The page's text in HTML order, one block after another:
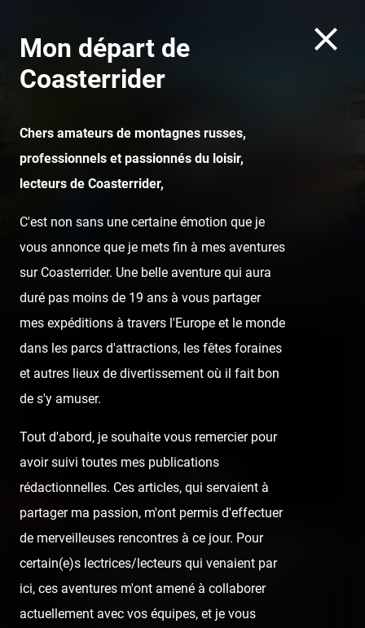
Kumba - Busch Gardens Tampa
Home Posts Videos Spatiale Expérience onride (lights
on) - Nigloland
Spatiale Expérience onride
(lights on) - Nigloland
Nigloshow Expérience
Mon départ de
Coasterrider
Chers amateurs de montagnes russes,
professionnels et passionnés du loisir,
lecteurs de Coasterrider,
C'est non sans une certaine émotion que je
vous annonce que je mets fin à mes aventures
sur Coasterrider. Une belle aventure qui aura
duré pas moins de 19 ans à vous partager
mes expéditions à travers l'Europe et le monde
dans les parcs d'attractions, les fêtes foraines
et autres lieux de divertissement où il fait bon
de s'y amuser.
Tout d'abord, je souhaite vous remercier pour
avoir suivi toutes mes publications
rédactionnelles. Ces articles, qui servaient à
partager ma passion, m'ont permis d'effectuer
de merveilleuses rencontres à ce jour. Pour
certain(e)s lectrices/lecteurs qui venaient par
ici, ces aventures m'ont amené à collaborer
actuellement avec vos équipes, et je vous